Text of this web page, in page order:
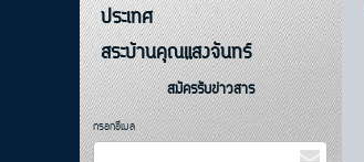
ประเทศ
สระบ้านคุณแสงจันทร์
สมัครรับข่าวสาร
กรอกอีเมล